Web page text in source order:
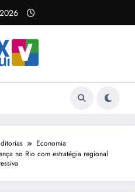
Economia
no Rio com estratégia regional